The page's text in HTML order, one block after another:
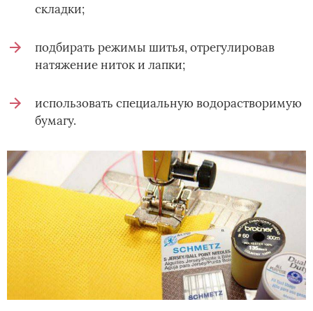
складки;
подбирать режимы шитья, отрегулировав
натяжение ниток и лапки;
использовать специальную водорастворимую
бумагу.